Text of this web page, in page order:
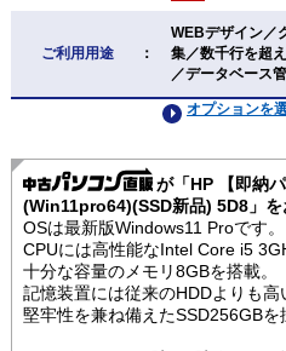
ご利用用途 ：
WEBデザイン／
集／数千行を超
／データベース
オプションを
が「HP 【即納
(Win11pro64)(SSD新品) 5D8」を
OSは最新版Windows11 Proです。
CPUには高性能なIntel Core i5
十分な容量のメモリ8GBを搭載。
記憶装置には従来のHDDよりも高
堅牢性を兼ね備えたSSD256GBを